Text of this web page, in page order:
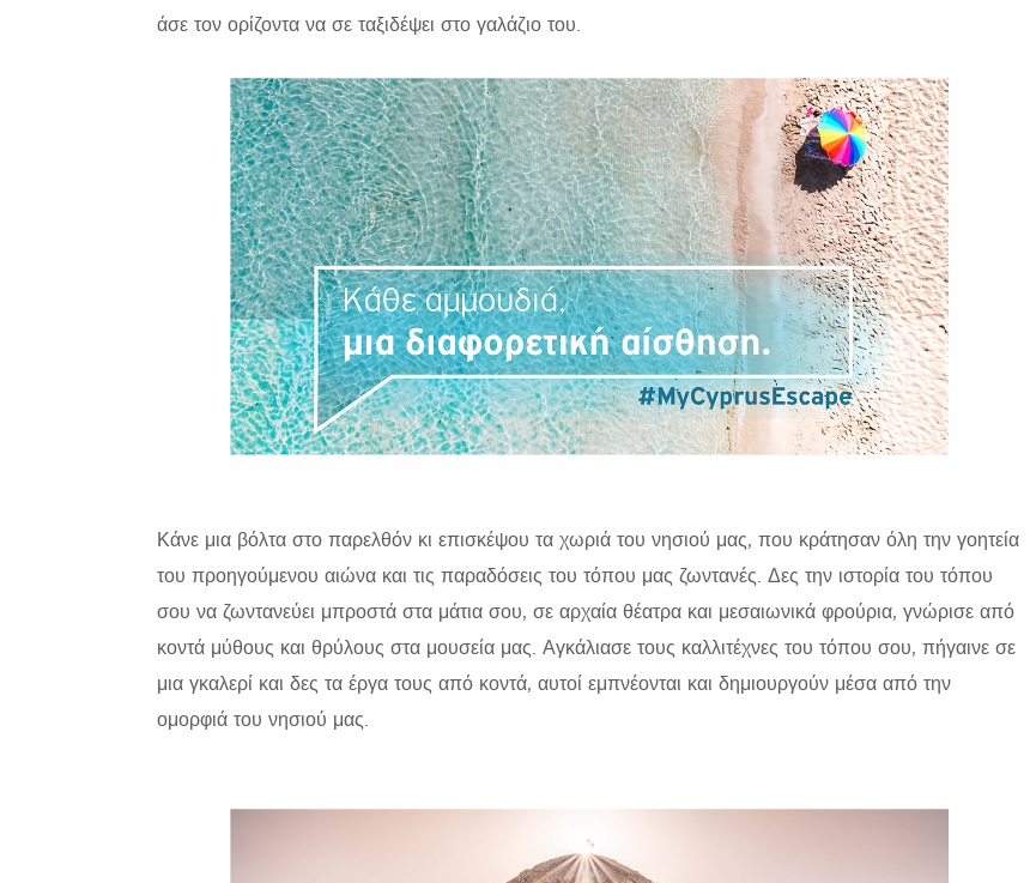
άσε τον ορίζοντα να σε ταξιδέψει στο γαλάζιο του.
Κάνε μια βόλτα στο παρελθόν κι επισκέψου τα χωριά του νησιού μας, που κράτησαν όλη την γοητεία
του προηγούμενου αιώνα και τις παραδόσεις του τόπου μας ζωντανές. Δες την ιστορία του τόπου
σου να ζωντανεύει μπροστά στα μάτια σου, σε αρχαία θέατρα και μεσαιωνικά φρούρια, γνώρισε από
κοντά μύθους και θρύλους στα μουσεία μας. Αγκάλιασε τους καλλιτέχνες του τόπου σου, πήγαινε σε
μια γκαλερί και δες τα έργα τους από κοντά, αυτοί εμπνέονται και δημιουργούν μέσα από την
ομορφιά του νησιού μας.